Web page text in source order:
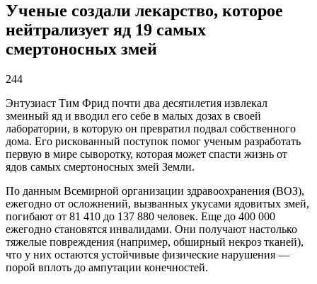
Ученые создали лекарство, которое
нейтрализует яд 19 самых
смертоносных змей
244
Энтузиаст Тим Фрид почти два десятилетия извлекал
змеиный яд и вводил его себе в малых дозах в своей
лаборатории, в которую он превратил подвал собственного
дома. Его рискованный поступок помог ученым разработать
первую в мире сыворотку, которая может спасти жизнь от
ядов самых смертоносных змей Земли.
По данным Всемирной организации здравоохранения (ВОЗ),
ежегодно от осложнений, вызванных укусами ядовитых змей,
погибают от 81 410 до 137 880 человек. Еще до 400 000
ежегодно становятся инвалидами. Они получают настолько
тяжелые повреждения (например, обширный некроз тканей),
что у них остаются устойчивые физические нарушения —
порой вплоть до ампутации конечностей.